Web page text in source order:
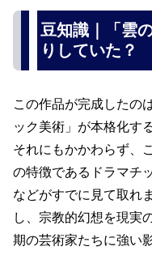
豆知識｜「雲
りしていた？
この作品が完成したの
ック美術」が本格化す
それにもかかわらず、
の特徴であるドラマチ
などがすでに見て取れ
し、宗教的幻想を現実
期の芸術家たちに強い